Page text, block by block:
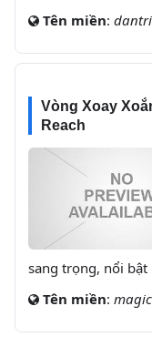
Tên miền:
Vòng Xoay
Reach
sang trọng, nổi bật
Tên miền: